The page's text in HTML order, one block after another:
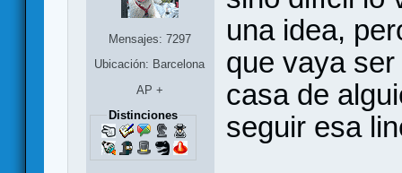
Mensajes: 7297
Ubicación: Barcelona
AP +
Distinciones
una idea,
que vaya
casa de
seguir esa